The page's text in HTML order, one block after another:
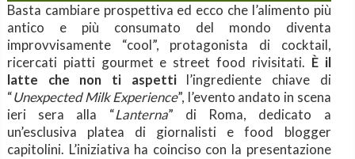
Basta cambiare prospettiva ed ecco che l’alimento più
antico e più consumato del mondo diventa
improvvisamente “cool”, protagonista di cocktail,
ricercati piatti gourmet e street food rivisitati. È il
latte che non ti aspettil’ingrediente chiave di
“Unexpected Milk Experience”, l’evento andato in scena
ieri sera alla “Lanterna” di Roma, dedicato a
un’esclusiva platea di giornalisti e food blogger
capitolini. L’iniziativa ha coinciso con la presentazione